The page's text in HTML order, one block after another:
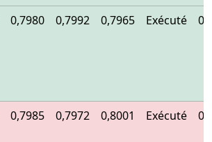
0,7980 0,7992 0,7965 Exécuté
0,7985 0,7972 0,8001 Exécuté